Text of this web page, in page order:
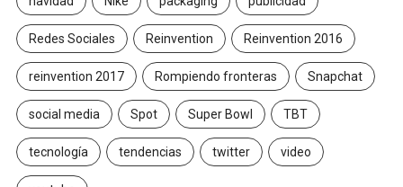
Redes Sociales Reinvention Reinvention 2016
reinvention 2017 Rompiendo fronteras Snapchat
social media Spot Super Bowl TBT
tecnología tendencias twitter video